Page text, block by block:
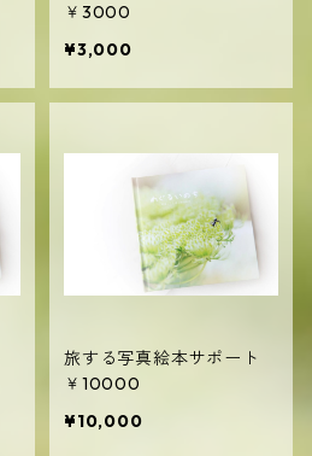
￥3000
¥3,000
旅する写真絵本サポート
￥10000
¥10,000